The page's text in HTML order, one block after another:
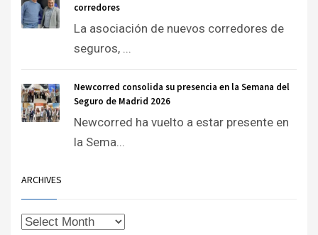
corredores
La asociación de nuevos corredores de
seguros, ...
Newcorred consolida su presencia en la Semana del
Seguro de Madrid 2026
Newcorred ha vuelto a estar presente en
la Sema...
ARCHIVES